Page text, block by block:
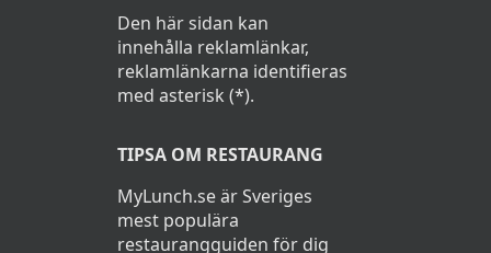
Den här sidan kan
innehålla reklamlänkar,
reklamlänkarna identifieras
med asterisk (*).
TIPSA OM RESTAURANG
MyLunch.se är Sveriges
mest populära
restaurangguiden för dig